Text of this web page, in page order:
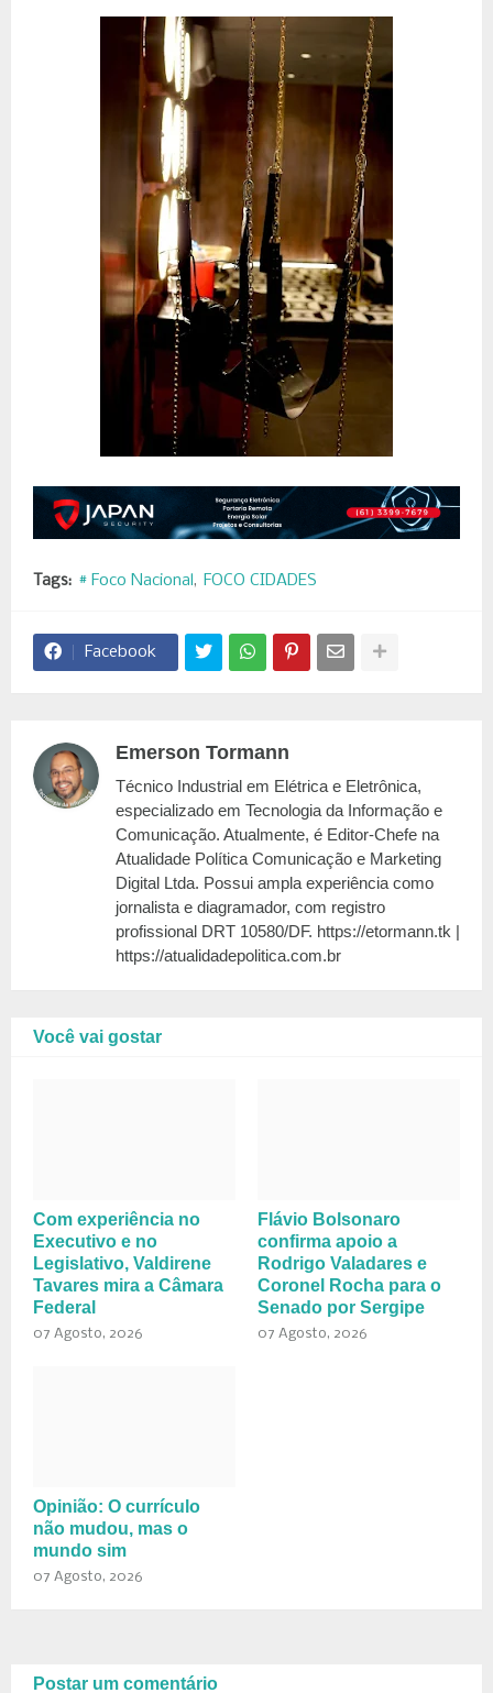
Tags: # Foco Nacional FOCO CIDADES
Facebook
Emerson Tormann
Técnico Industrial em Elétrica e Eletrônica,
especializado em Tecnologia da Informação e
Comunicação. Atualmente, é Editor-Chefe na
Atualidade Política Comunicação e Marketing
Digital Ltda. Possui ampla experiência como
jornalista e diagramador, com registro
profissional DRT 10580/DF. https://etormann.tk |
https://atualidadepolitica.com.br
Você vai gostar
Com experiência no
Executivo e no
Legislativo, Valdirene
Tavares mira a Câmara
Federal
07 Agosto, 2026
Flávio Bolsonaro
confirma apoio a
Rodrigo Valadares e
Coronel Rocha para o
Senado por Sergipe
07 Agosto, 2026
Opinião: O currículo
não mudou, mas o
mundo sim
07 Agosto, 2026
Postar um comentário